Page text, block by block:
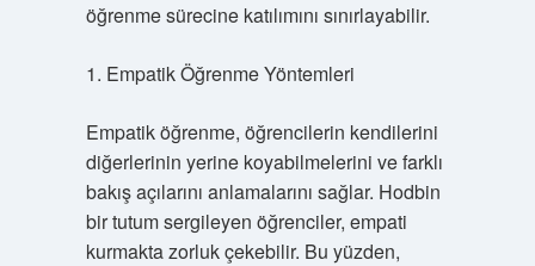
öğrenme sürecine katılımını sınırlayabilir.
1. Empatik Öğrenme Yöntemleri
Empatik öğrenme, öğrencilerin kendilerini
diğerlerinin yerine koyabilmelerini ve farklı
bakış açılarını anlamalarını sağlar. Hodbin
bir tutum sergileyen öğrenciler, empati
kurmakta zorluk çekebilir. Bu yüzden,